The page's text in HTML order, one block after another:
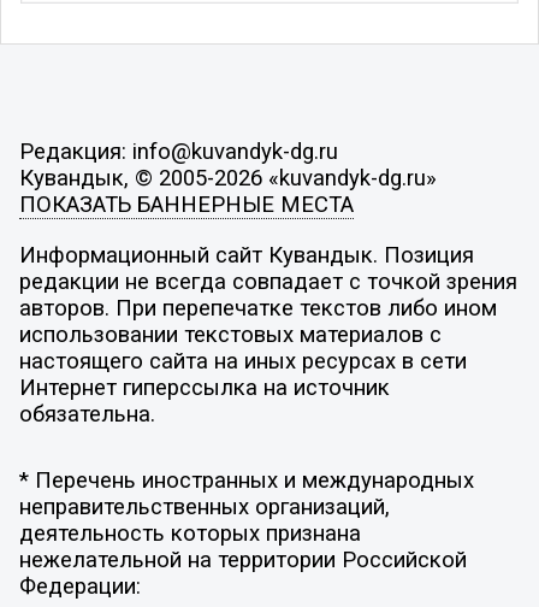
Редакция: info@kuvandyk-dg.ru
Кувандык, © 2005-2026 «kuvandyk-dg.ru»
ПОКАЗАТЬ БАННЕРНЫЕ МЕСТА
Информационный сайт Кувандык. Позиция
редакции не всегда совпадает с точкой зрения
авторов. При перепечатке текстов либо ином
использовании текстовых материалов с
настоящего сайта на иных ресурсах в сети
Интернет гиперссылка на источник
обязательна.
* Перечень иностранных и международных
неправительственных организаций,
деятельность которых признана
нежелательной на территории Российской
Федерации: